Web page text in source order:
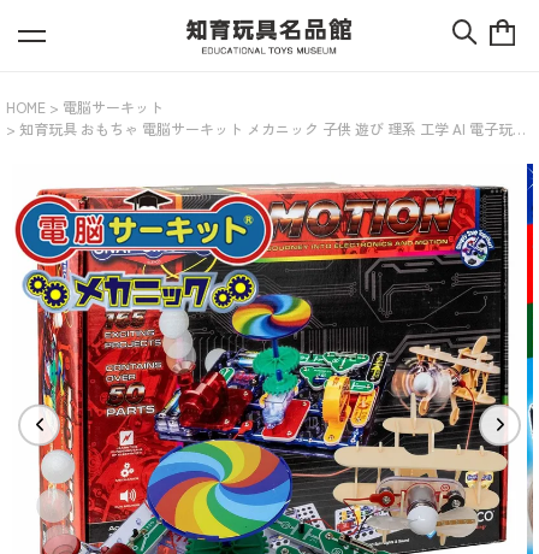
HOME
電脳サーキット
知育玩具 おもちゃ 電脳サーキット メカニック 子供 遊び 理系 工学 AI 電子玩具